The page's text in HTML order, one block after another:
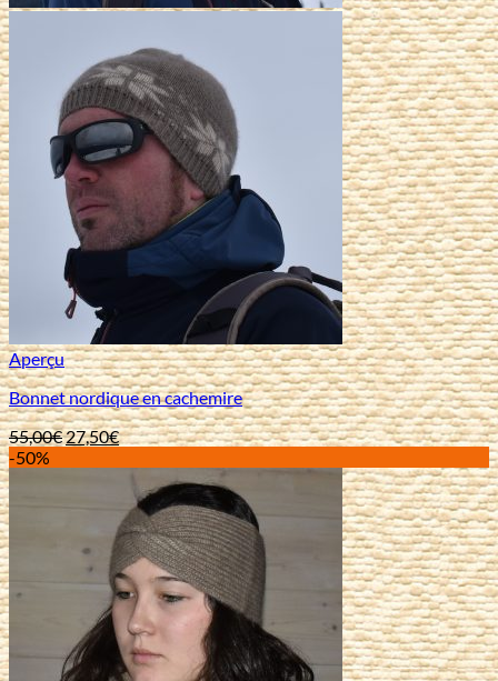
Aperçu
Bonnet nordique en cachemire
55,00€Le
55,00€.
27,50€Le
est :
27,50€.
-50%